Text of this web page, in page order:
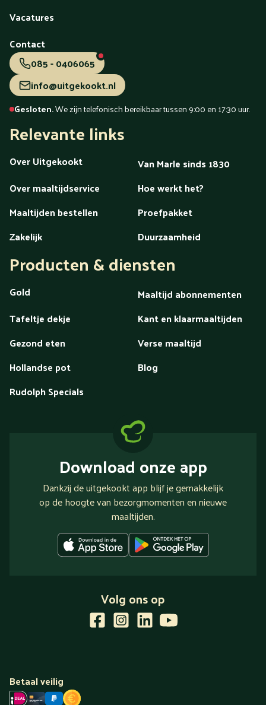
Vacatures
Contact
085 - 0406065
info@uitgekookt.nl
Gesloten.We zijn telefonisch bereikbaar tussen 9:00 en 17:30 uur.
Relevante links
Over Uitgekookt
Van Marle sinds 1830
Over maaltijdservice
Hoe werkt het?
Maaltijden bestellen
Proefpakket
Zakelijk
Duurzaamheid
Producten & diensten
Gold
Maaltijd abonnementen
Tafeltje dekje
Kant en klaarmaaltijden
Gezond eten
Verse maaltijd
Hollandse pot
Blog
Rudolph Specials
Download onze app
Dankzij de uitgekookt app blijf je gemakkelijk
op de hoogte van bezorgmomenten en nieuwe
maaltijden.
Volg ons op
Betaal veilig